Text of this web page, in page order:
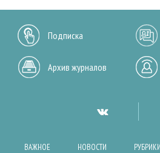
Подписка
Архив журналов
ВАЖНОЕ НОВОСТИ